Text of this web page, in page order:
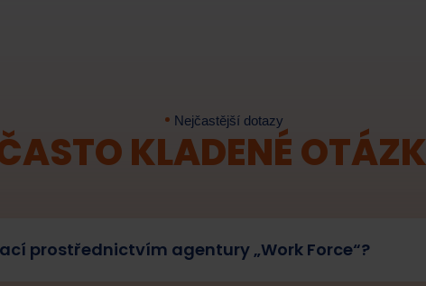
Nejčastější dotazy
KLADENÉ
prostřednictvím agentury „Work Force“?